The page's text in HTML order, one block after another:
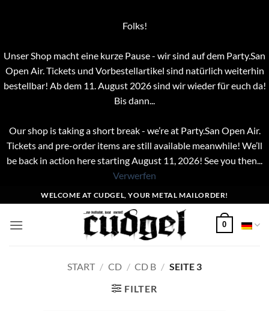
Folks!
Unser Shop macht eine kurze Pause - wir sind auf dem Party.San
Open Air. Tickets und Vorbestellartikel sind natürlich weiterhin
bestellbar! Ab dem 11. August 2026 sind wir wieder für euch da!
Bis dann...
Our shop is taking a short break - we’re at Party.San Open Air.
Tickets and pre-order items are still available meanwhile! We’ll
be back in action here starting August 11, 2026! See you then...
Verwerfen
Inhalt
springen
WELCOME AT CUDGEL, YOUR METAL MAILORDER!
0
START / CD / CD B / SEITE 3
FILTER